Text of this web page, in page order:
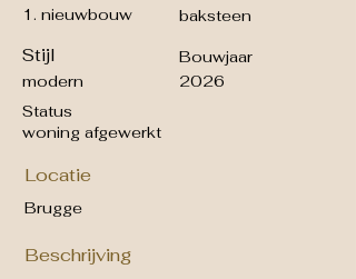
1. nieuwbouw
Stijl
modern
baksteen
Bouwjaar
2026
Status
woning afgewerkt
Locatie
Brugge
Beschrijving